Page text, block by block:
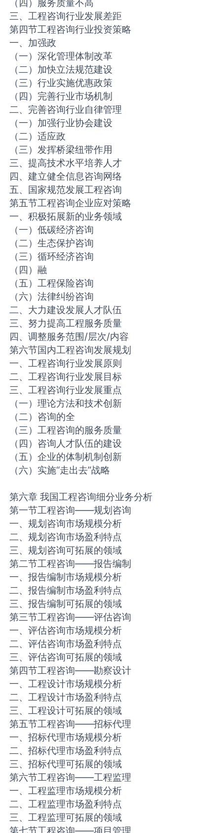
（四）服务质量不高
三、工程咨询行业发展差距
第四节工程咨询行业投资策略
一、加强政
（一）深化管理体制改革
（二）加快立法规范建设
（三）行业实施优惠政策
（四）完善行业市场机制
二、完善咨询行业自律管理
（一）加强行业协会建设
（二）适应政
（三）发挥桥梁纽带作用
三、提高技术水平培养人才
四、建立健全信息咨询网络
五、国家规范发展工程咨询
第五节工程咨询企业应对策略
一、积极拓展新的业务领域
（一）低碳经济咨询
（二）生态保护咨询
（三）循环经济咨询
（四）融
（五）工程保险咨询
（六）法律纠纷咨询
二、大力建设发展人才队伍
三、努力提高工程服务质量
四、调整服务范围/层次/内容
第六节国内工程咨询发展规划
一、工程咨询行业发展原则
二、工程咨询行业发展目标
三、工程咨询行业发展重点
（一）理论方法和技术创新
（二）咨询的全
（三）工程咨询的服务质量
（四）咨询人才队伍的建设
（五）企业的体制机制创新
（六）实施“走出去”战略
第六章 我国工程咨询细分业务分析
第一节工程咨询——规划咨询
一、规划咨询市场规模分析
二、规划咨询市场盈利特点
三、规划咨询可拓展的领域
第二节工程咨询——报告编制
一、报告编制市场规模分析
二、报告编制市场盈利特点
三、报告编制可拓展的领域
第三节工程咨询——评估咨询
一、评估咨询市场规模分析
二、评估咨询市场盈利特点
三、评估咨询可拓展的领域
第四节工程咨询——勘察设计
一、工程设计市场规模分析
二、工程设计市场盈利特点
三、工程设计可拓展的领域
第五节工程咨询——招标代理
一、招标代理市场规模分析
二、招标代理市场盈利特点
三、招标代理可拓展的领域
第六节工程咨询——工程监理
一、工程监理市场规模分析
二、工程监理市场盈利特点
三、工程监理可拓展的领域